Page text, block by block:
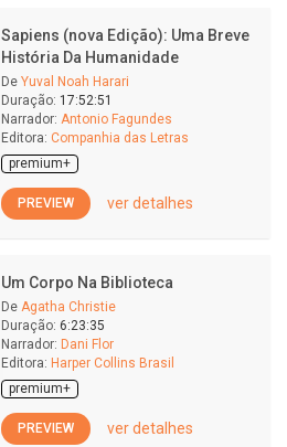
Sapiens (nova Edição): Uma Breve
História Da Humanidade
De Yuval Noah Harari
Duração: 17:52:51
Narrador: Antonio Fagundes
Editora: Companhia das Letras
premium+
PREVIEW ver detalhes
Um Corpo Na Biblioteca
De Agatha Christie
Duração: 6:23:35
Narrador: Dani Flor
Editora: Harper Collins Brasil
premium+
PREVIEW ver detalhes